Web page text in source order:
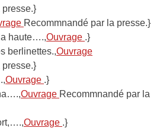
presse.}
Recommnandé par la presse.}
haute….,Ouvrage .}
berlinettes.,Ouvrage
presse.}
Ouvrage .}
Ouvrage Recommnandé par la
Ouvrage .}